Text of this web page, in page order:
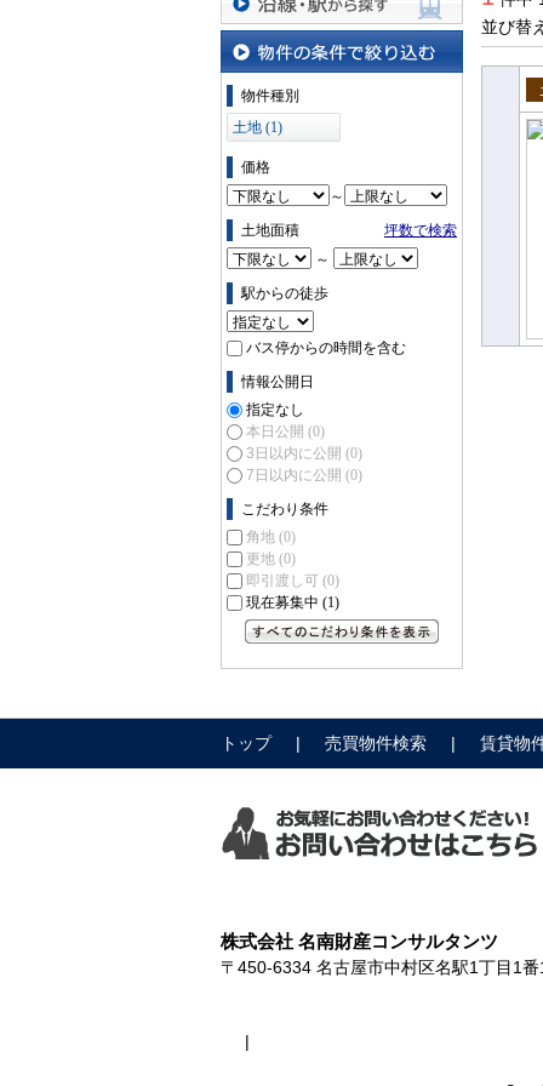
沿線・駅から探す
物件の条件で絞り込む
物件種別
土地 (1)
価格
～
土地面積
坪数で検索
～
駅からの徒歩
バス停からの時間を含む
情報公開日
指定なし
本日公開 (0)
3日以内に公開 (0)
7日以内に公開 (0)
こだわり条件
角地 (0)
更地 (0)
即引渡し可 (0)
現在募集中 (1)
並び替
トップ 売買物件検索 賃貸物
株式会社 名南財産コンサルタンツ
〒450-6334 名古屋市中村区名駅1丁目1